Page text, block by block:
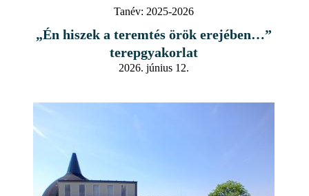
Tanév: 2025-2026
„Én hiszek a teremtés örök erejében…”
terepgyakorlat
2026. június 12.